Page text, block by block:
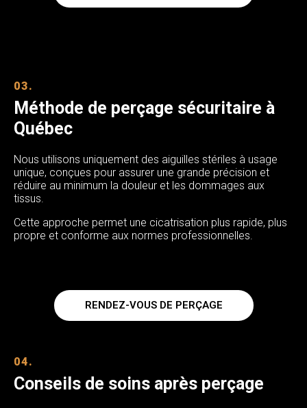
03.
Méthode de perçage sécuritaire à
Québec
Nous utilisons uniquement des aiguilles stériles à usage
unique, conçues pour assurer une grande précision et
réduire au minimum la douleur et les dommages aux
tissus.
Cette approche permet une cicatrisation plus rapide, plus
propre et conforme aux normes professionnelles.
RENDEZ-VOUS DE PERÇAGE
04.
Conseils de soins après perçage